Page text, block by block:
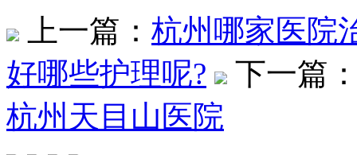
上一篇： 杭州哪家医院
好哪些护理呢?
下一篇
杭州天目山医院